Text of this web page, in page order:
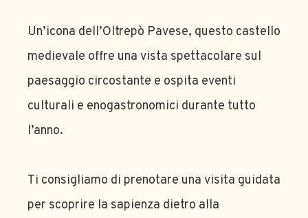
Un’icona dell’Oltrepò Pavese, questo castello
medievale offre una vista spettacolare sul
paesaggio circostante e ospita eventi
culturali e enogastronomici durante tutto
l’anno.
Ti consigliamo di prenotare una visita guidata
per scoprire la sapienza dietro alla